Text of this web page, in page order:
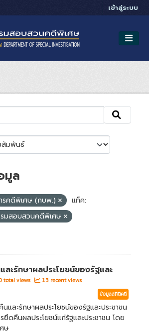
เข้าสู่ระบบ
มูล
รคดีพิเศษ (กบพ.)
แท็ค:
มสอบสวนคดีพิเศษ
ละรักษาผลประโยชน์ของรัฐและ
total views 13 recent views
ข้อมูลสถิติคดี
และรักษาผลประโยชน์ของรัฐและประชาชน
ยึดคืนผลประโยชน์แก่รัฐและประชาชน โดย
ษ